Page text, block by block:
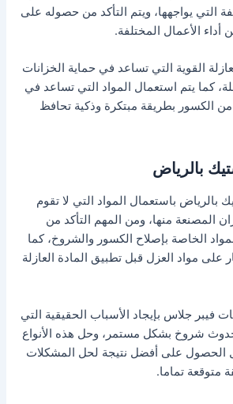
التي يواجهها، ويتم التأكد من حصوله على
أداء الأعمال المختلفة.
القوية التي تساعد في حماية الخزانات
كما يتم استعمال المواد التي تساعد في
من الكسور بطريقة مبتكرة وذكية تحافظ
بالرياض
بالرياض باستعمال المواد التي لا تقوم
المصنعة منها، ومن المهم التأكد من
الخاصة بإصلاح الكسور والشروخ، كما
على مواد العزل قبل تطبيق المادة العازلة
فيبر جلاس بإيجاد الأسباب الحقيقية التي
شروخ بشكل مستمر، وحل هذه الأنواع
الحصول على أفضل نتيجة لحل المشكلات
متوقعة تماما.